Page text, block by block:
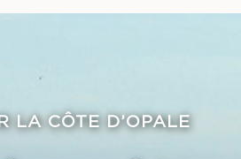
LA CÔTE D’OPALE